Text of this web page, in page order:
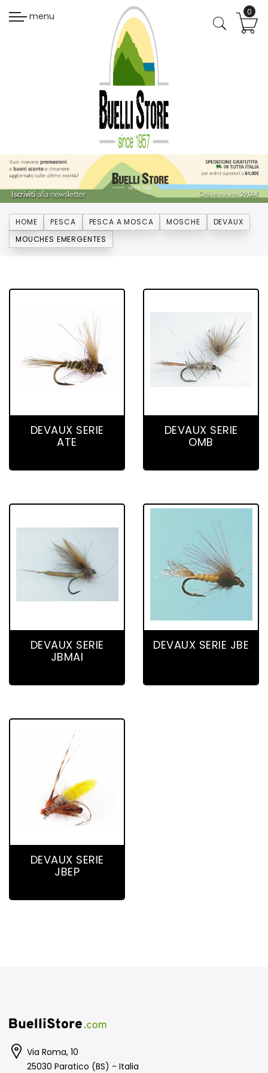
menu
HOME PESCA PESCA A MOSCA MOSCHE
DEVAUX
MOUCHES EMERGENTES
DEVAUX SERIE
ATE
DEVAUX SERIE
OMB
DEVAUX SERIE
JBMAI
DEVAUX SERIE JBE
DEVAUX SERIE
JBEP
Via Roma, 10
25030 Paratico (BS) - Italia